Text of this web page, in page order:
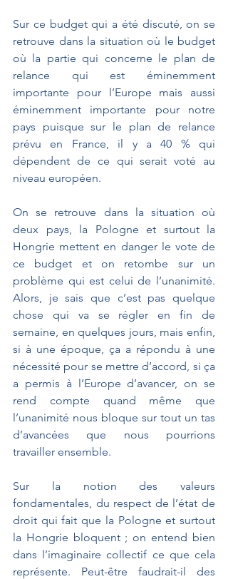
Sur ce budget qui a été discuté, on se
retrouve dans la situation où le budget
où la partie qui concerne le plan de
relance qui est éminemment
importante pour l’Europe mais aussi
éminemment importante pour notre
pays puisque sur le plan de relance
prévu en France, il y a 40 % qui
dépendent de ce qui serait voté au
niveau européen.
On se retrouve dans la situation où
deux pays, la Pologne et surtout la
Hongrie mettent en danger le vote de
ce budget et on retombe sur un
problème qui est celui de l’unanimité.
Alors, je sais que c’est pas quelque
chose qui va se régler en fin de
semaine, en quelques jours, mais enfin,
si à une époque, ça a répondu à une
nécessité pour se mettre d’accord, si ça
a permis à l’Europe d’avancer, on se
rend compte quand même que
l’unanimité nous bloque sur tout un tas
d’avancées que nous pourrions
travailler ensemble.
Sur la notion des valeurs
fondamentales, du respect de l’état de
droit qui fait que la Pologne et surtout
la Hongrie bloquent ; on entend bien
dans l’imaginaire collectif ce que cela
représente. Peut-être faudrait-il des